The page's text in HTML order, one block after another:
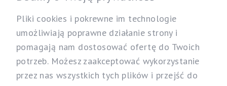
Nasz sklep
Specjalistyczny Sklep dla Alergików Mirosław Rybicki
Pliki cookies i pokrewne im technologie
umożliwiają poprawne działanie strony i
pomagają nam dostosować ofertę do Twoich
potrzeb. Możesz zaakceptować wykorzystanie
przez nas wszystkich tych plików i przejść do